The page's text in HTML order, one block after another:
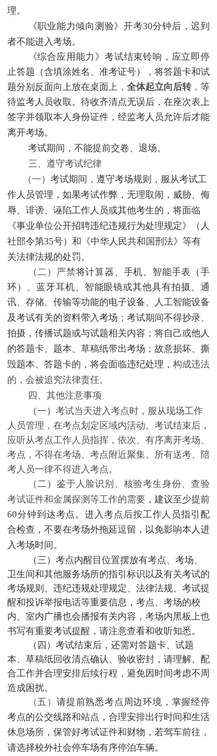
理。
《职业能力倾向测验》开考30分钟后，迟到
者不能进入考场。
《综合应用能力》考试结束铃响，应立即停
止答题（含填涂姓名、准考证号），将答题卡和试
题分别反面向上放在桌面 上， 全体起立向后转， 等
待监考人员收取。待收齐清点无误后，在座次表上
签字并领取本人身份证件，经监考人员允许后才能
离开考场。
考试期间，不能提前交卷、退场。
三、遵守考试纪律
（一）考试期间，遵守考场规则，服从考试工
作人员管理，如果考试作弊，无理取闹，威胁、侮
辱、诽谤、诬陷工作人员或其他考生的，将面临
《事业单位公开招聘违纪违规行为处理规定》（人
社部令第35号）和《中华人民共和国刑法》等有
关法律法规的处罚。
（二） 严禁将计算器、手机、智能手表（手
环）、蓝牙耳机、智能眼镜或其他具有拍摄、通
讯、存储、传输等功能的电子设备、
人工智能设备
及考试有关的资料带入考场；考试期间不得抄录、
拍摄，传播试题或与试题相关内容；将自己或他人
的答题卡、题本、草稿纸带出考场；故意损坏、撕
毁题本、答题卡的，将会面临违纪处理， 构成违法
的，会被追究法律责任。
四、其他注意事项
（一） 考试当天进入考点时，服从现场工作
人员管理，在考点划定区域内活动。考试结束后，
应听从考点工作人员指挥，依次、有序离开考场、
考点，不得在考场、考点附近聚集。所有送考、陪
考人员一律不得进入考点。
（二）鉴于 人脸识别、 核验考生身份、查验
考试证件和金属探测等工作的需要 ，建议至少提前
60分钟到达考点。进入考点后按工作人员指引配
合检查，不要在考场外拖延逗留， 以免影响本人进
入考场时间。
（三）考点内醒目位置摆放有考点、考场、
卫生间和其他服务场所的指引标识以及有关考试的
考场规则、违纪违规处理规定、法律法规、考试提
醒和投诉举报电话等重要信息，考点、考场的校
内、室内广播也会播报有关内容，考场内黑板上也
书写有重要考试提醒，请注意查看和收听知悉。
（ 四 ）考试结束后，还需对答题卡、试题
本、草稿纸回收清点确认、验收密封，请理解、配
合工作并合理安排后续行程，避免因时间考虑不周
造成困扰。
（五 ）请提前熟悉考点周边环境，掌握经停
考点的公交线路和站点，合理安排出行时间和生活
休息场所，保管好考试证件和财物， 若驾车前往，
请选择校外社会停车场有序停泊车辆。